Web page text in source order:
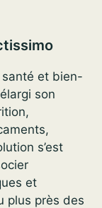
et bien-
son
s’est
et
plus près des